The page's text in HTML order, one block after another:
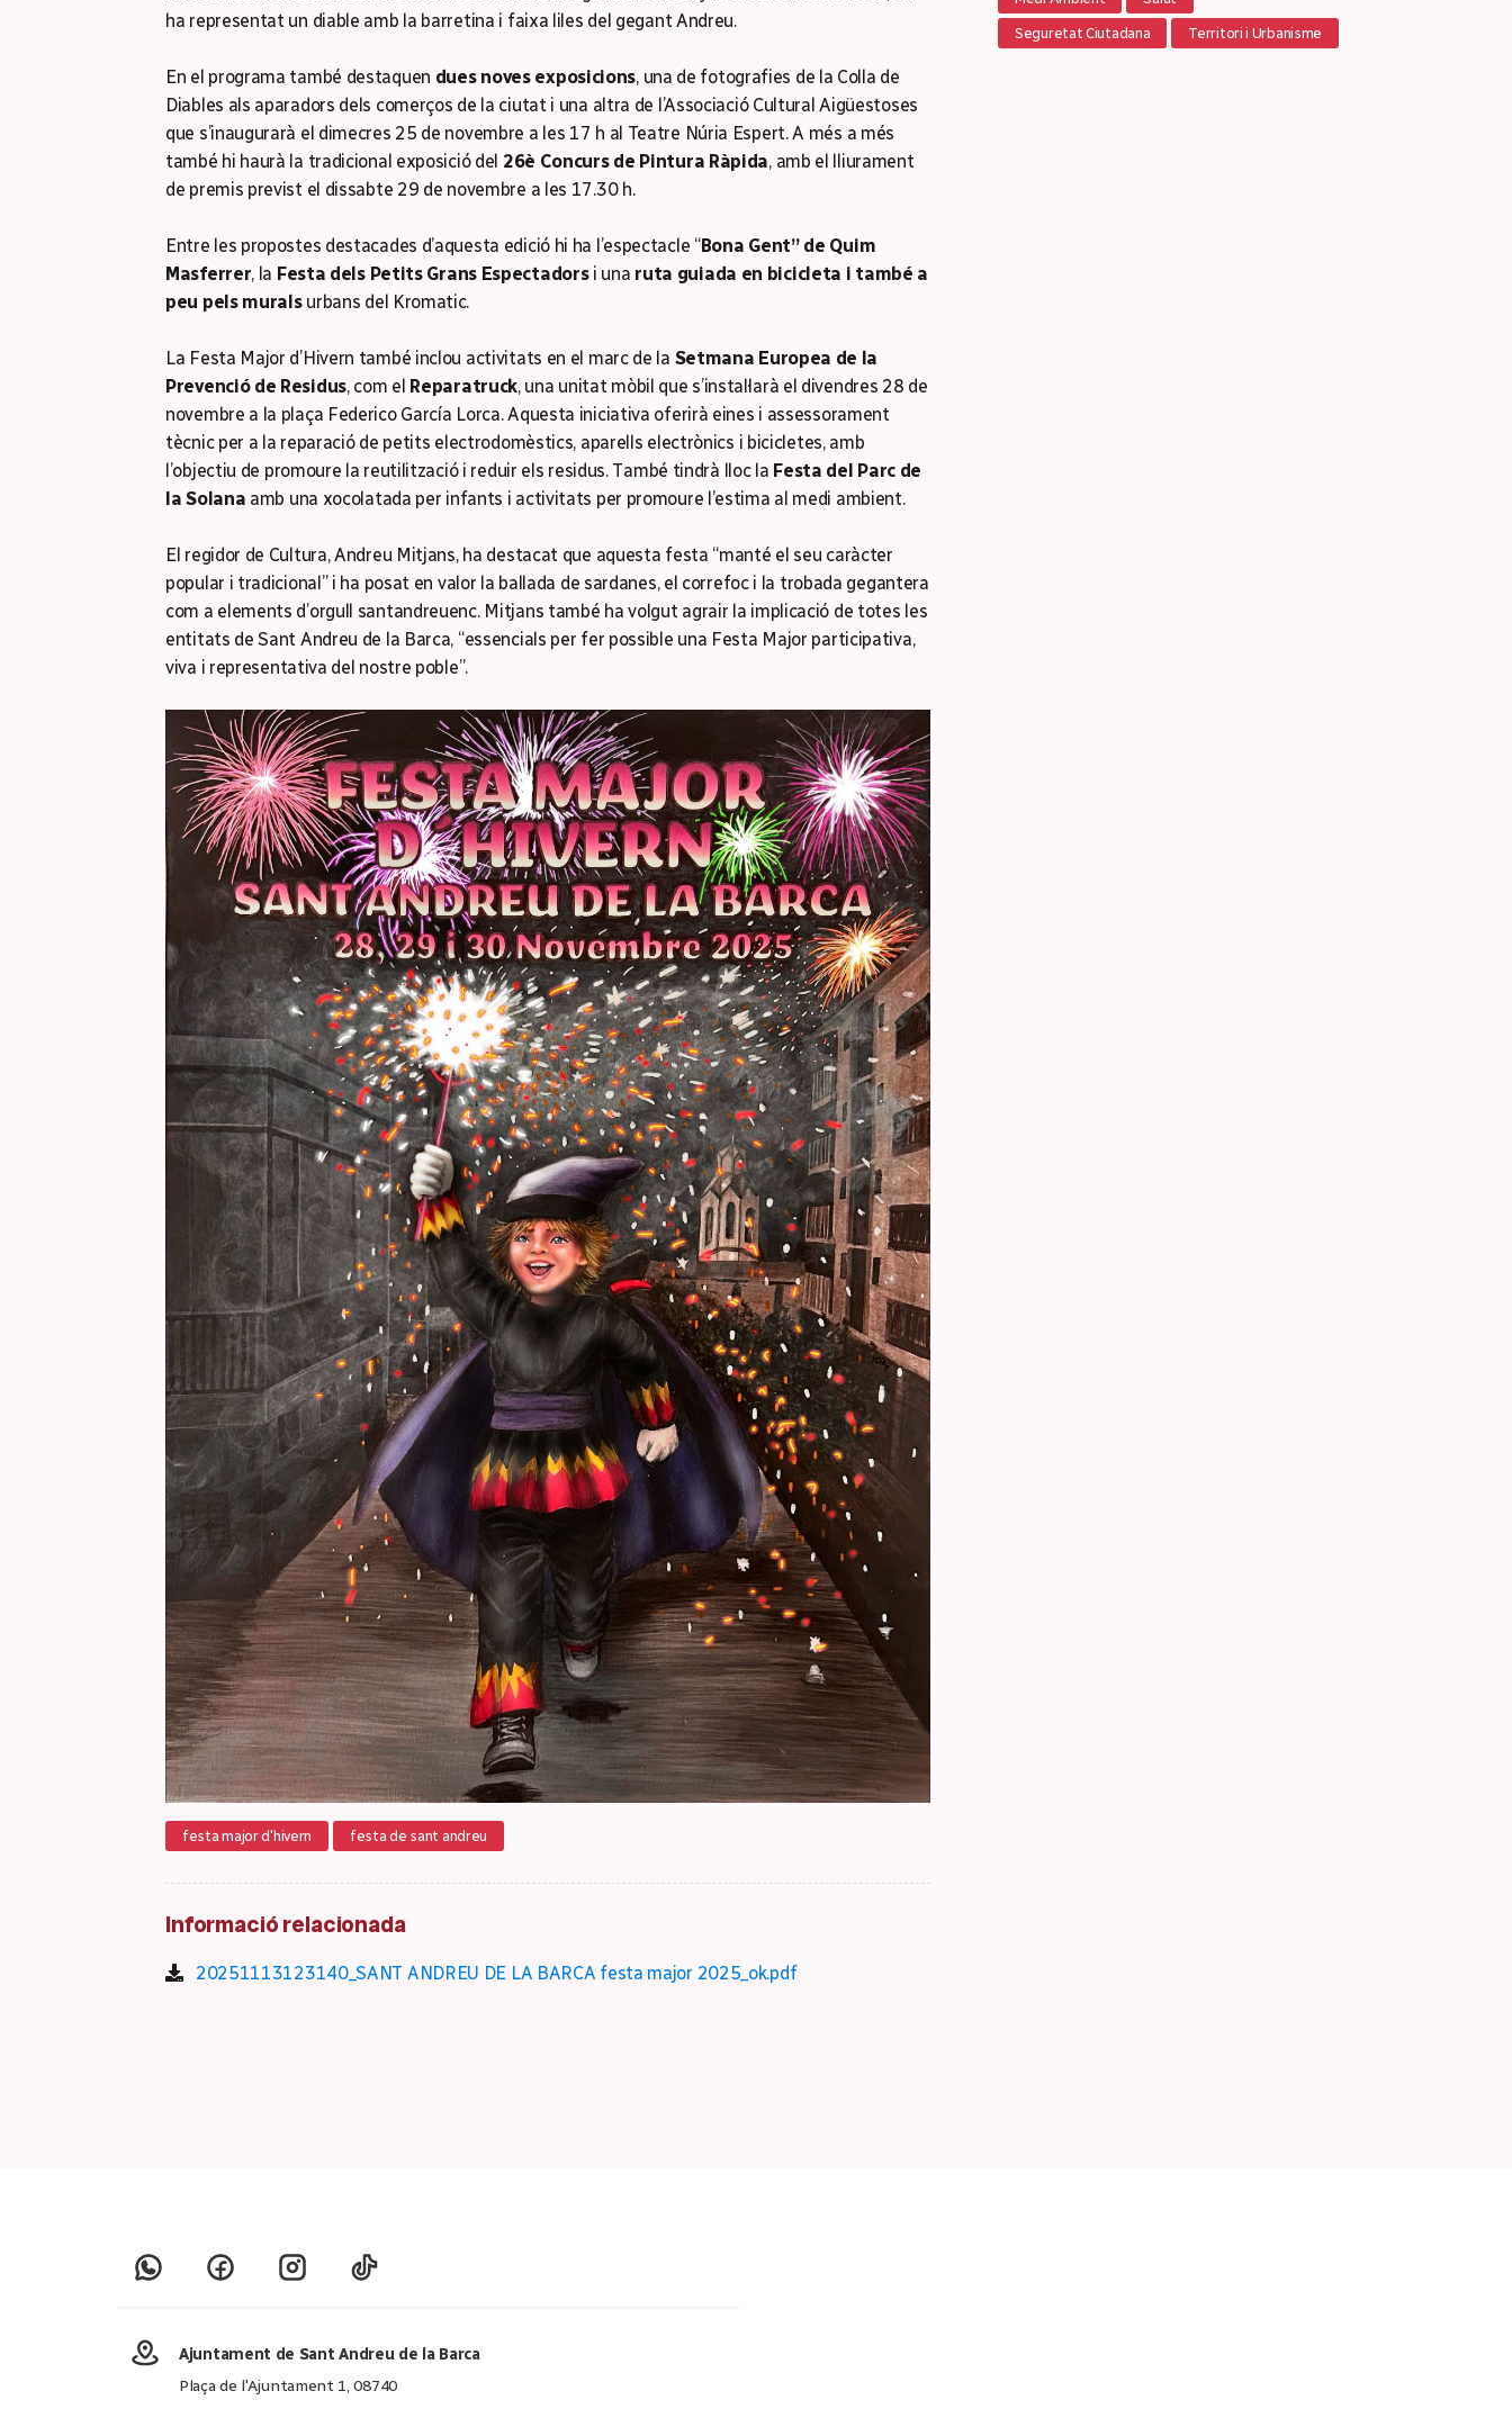
ha representat un diable amb la barretina i faixa liles del gegant Andreu.
En el programa també destaquen dues noves exposicions, una de fotografies de la Colla de
Diables als aparadors dels comerços de la ciutat i una altra de l’Associació Cultural Aigüestoses
que s’inaugurarà el dimecres 25 de novembre a les 17 h al Teatre Núria Espert. A més a més
també hi haurà la tradicional exposició del 26è Concurs de Pintura Ràpida, amb el lliurament
de premis previst el dissabte 29 de novembre a les 17.30 h.
Entre les propostes destacades d’aquesta edició hi ha l’espectacle “Bona Gent” de Quim
Masferrer, la Festa dels Petits Grans Espectadorsi unaruta guiada en bicicleta i també a
peu pels muralsurbans del Kromatic.
La Festa Major d’Hivern també inclou activitats en el marc de la Setmana Europea de la
Prevenció de Residus, com el Reparatruck, una unitat mòbil que s’instal·larà el divendres 28 de
novembre a la plaça Federico García Lorca. Aquesta iniciativa oferirà eines i assessorament
tècnic per a la reparació de petits electrodomèstics, aparells electrònics i bicicletes, amb
l’objectiu de promoure la reutilització i reduir els residus. També tindrà lloc la Festa del Parc de
la Solana amb una xocolatada per infants i activitats per promoure l’estima al medi ambient.
El regidor de Cultura, Andreu Mitjans, ha destacat que aquesta festa “manté el seu caràcter
popular i tradicional” i ha posat en valor la ballada de sardanes, el correfoc i la trobada gegantera
com a elements d’orgull santandreuenc. Mitjans també ha volgut agrair la implicació de totes les
entitats de Sant Andreu de la Barca, “essencials per fer possible una Festa Major participativa,
viva i representativa del nostre poble”.
festa major d'hivern festa de sant andreu
Informació relacionada
20251113123140_SANT ANDREU DE LA BARCA festa major 2025_ok.pdf
Seguretat Ciutadana Territori i Urbanisme
Ajuntament de Sant Andreu de la Barca
Plaça de l'Ajuntament 1, 08740